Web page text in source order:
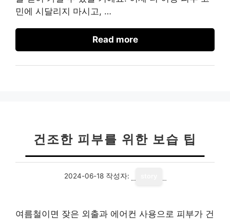
민에 시달리지 마시고, …
Read more
건조한 피부를 위한 보습 팁
2024-06-18 작성자:
여름철이면 잦은 외출과 에어컨 사용으로 피부가 건